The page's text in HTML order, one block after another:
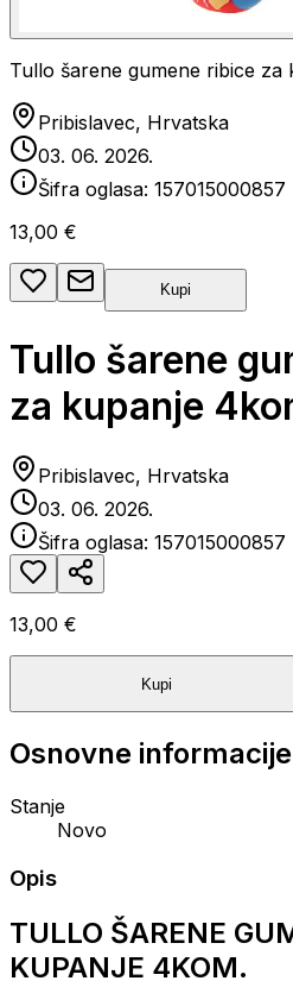
Tullo šarene gumene ribice za
Pribislavec, Hrvatska
03. 06. 2026.
Šifra oglasa: 157015000857
13,00 €
Kupi
Tullo šarene
za kupanje
Pribislavec, Hrvatska
03. 06. 2026.
Šifra oglasa: 157015000857
13,00 €
Kupi
Osnovne informacije
Stanje
Novo
Opis
TULLO ŠARENE
KUPANJE 4KOM.